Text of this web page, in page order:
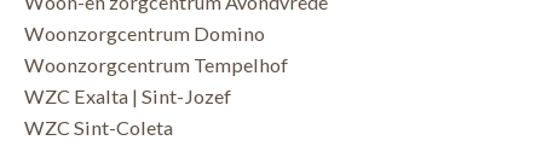
Woonzorgcentrum Domino
Woonzorgcentrum Tempelhof
WZC Exalta | Sint-Jozef
WZC Sint-Coleta